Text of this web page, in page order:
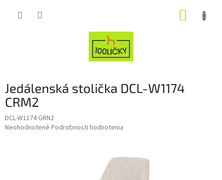
Jedálenská stolička DCL-W1174
CRM2
DCL-W1174 GRN2
Priemerné
Neohodnotené Podrobnosti hodnotenia